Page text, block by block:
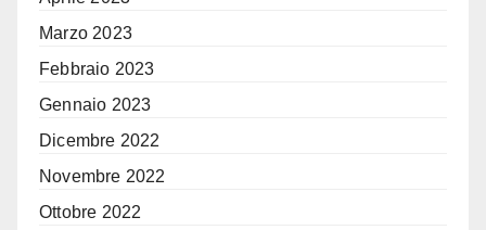
Marzo 2023
Febbraio 2023
Gennaio 2023
Dicembre 2022
Novembre 2022
Ottobre 2022